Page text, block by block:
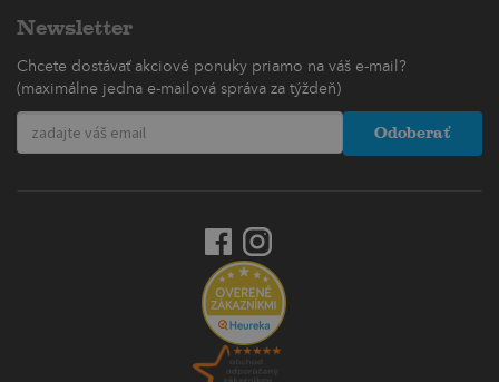
Newsletter
Chcete dostávať akciové ponuky priamo na váš e-mail?
(maximálne jedna e-mailová správa za týždeň)
Odoberať